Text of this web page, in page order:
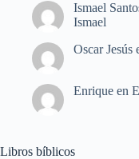
Ismael
Ismael
Oscar Jesús
Enrique en
Libros bíblicos